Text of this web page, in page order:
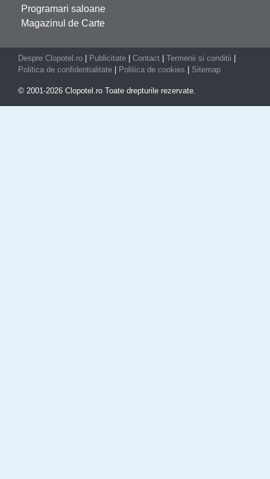
Programari saloane
Magazinul de Carte
Despre Clopotel.ro Publicitate Contact Termenii si conditii
Politica de confidentialitate
Politica de cookies Sitemap
© 2001-2026 Clopotel.ro Toate drepturile rezervate.